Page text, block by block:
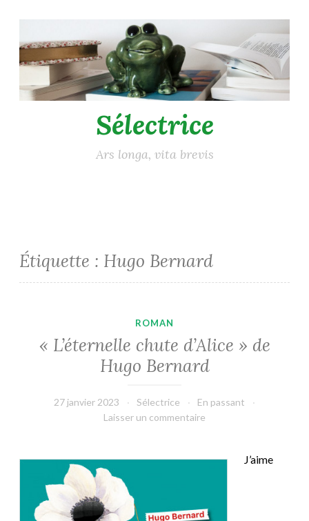
au
contenu
principal
Sélectrice
Ars longa, vita brevis
Étiquette : Hugo Bernard
ROMAN
« L’éternelle chute d’Alice » de
Hugo Bernard
27 janvier 2023 Sélectrice
En passant
Laisser un commentaire
J’aime